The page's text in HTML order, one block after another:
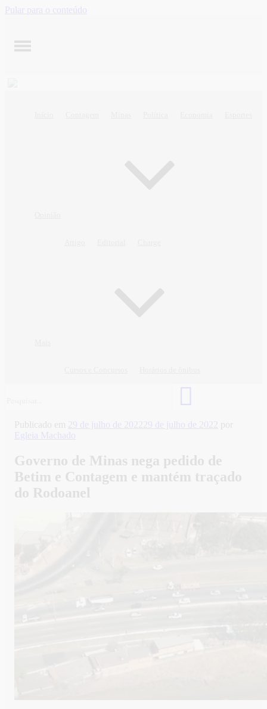
Pular para o conteúdo
Publicado em 29 de julho de 2022 29 de julho de 2022
por
Egleia Machado
Governo de Minas nega pedido de
Betim e Contagem e mantém traçado
do Rodoanel